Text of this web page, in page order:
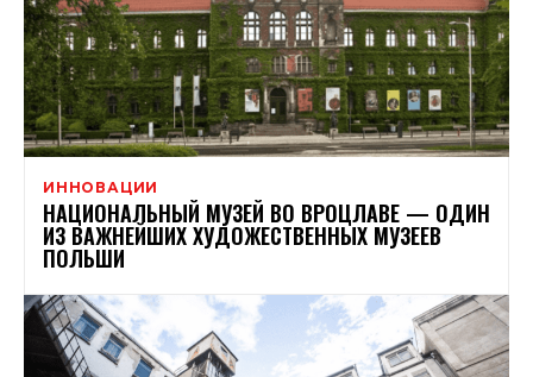
ИННОВАЦИИ
НАЦИОНАЛЬНЫЙ МУЗЕЙ ВО ВРОЦЛАВЕ — ОДИН
ИЗ ВАЖНЕЙШИХ ХУДОЖЕСТВЕННЫХ МУЗЕЕВ
ПОЛЬШИ